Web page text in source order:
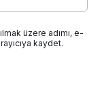
üzere adımı, e-
kaydet.